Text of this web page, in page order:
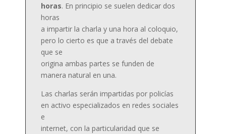
horas. En principio se suelen dedicar dos
horas
a impartir la charla y una hora al coloquio,
pero lo cierto es que a través del debate
que se
origina ambas partes se funden de
manera natural en una.
Las charlas serán impartidas por policías
en activo especializados en redes sociales
e
internet, con la particularidad que se